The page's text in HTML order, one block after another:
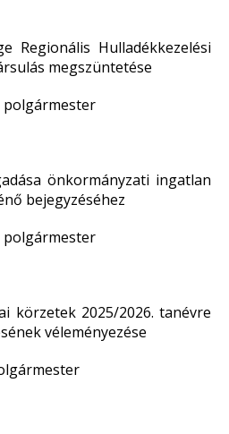
Regionális Hulladékkezelési
megszüntetése
polgármester
önkormányzati ingatlan
bejegyzéséhez
polgármester
körzetek 2025/2026. tanévre
véleményezése